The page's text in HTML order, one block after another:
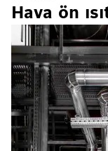
Hava ön